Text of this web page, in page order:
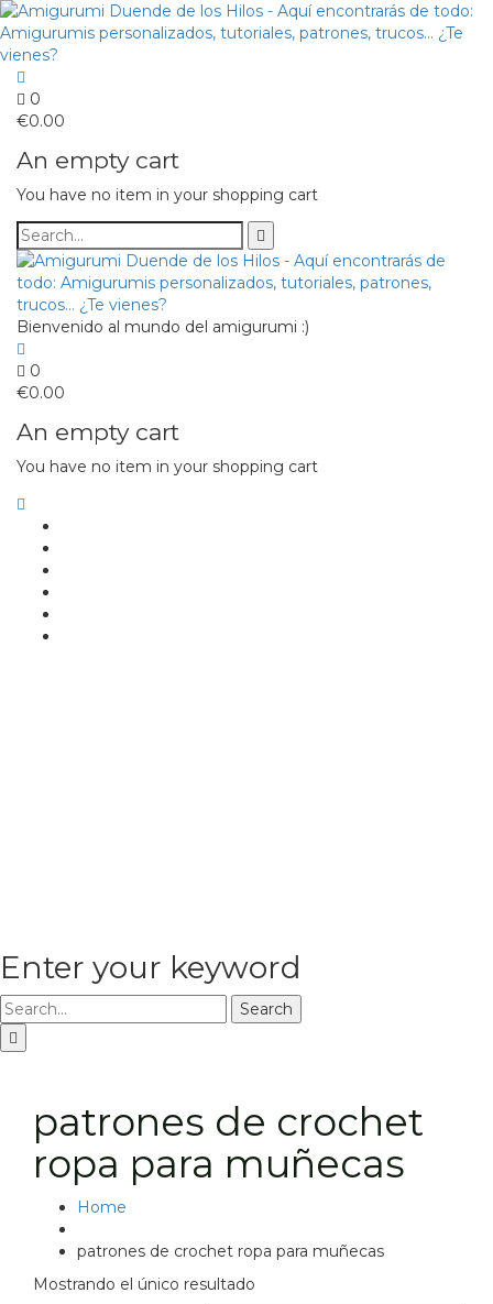
0
€0.00
An empty cart
You have no item in your shopping cart
Bienvenido al mundo del amigurumi :)
0
€0.00
An empty cart
You have no item in your shopping cart
Enter your keyword
Search
patrones de crochet
ropa para muñecas
Home
patrones de crochet ropa para muñecas
Mostrando el único resultado